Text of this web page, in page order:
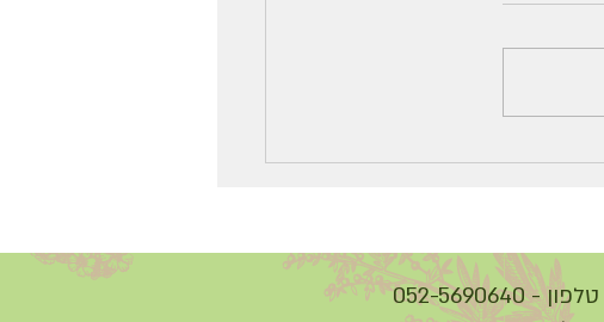
טלפון - 052-5690640